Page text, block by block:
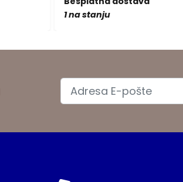
1 na stanju